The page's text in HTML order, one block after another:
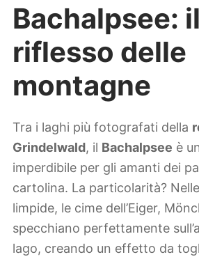
Bachalpsee: il
riflesso delle
montagne
Tra i laghi più fotografati della
Grindelwald, il Bachalpsee è
imperdibile per gli amanti dei
cartolina. La particolarità?
limpide, le cime dell’Eiger,
specchiano perfettamente
lago, creando un effetto da